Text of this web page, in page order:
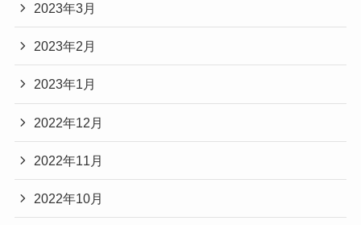
2023年3月
2023年2月
2023年1月
2022年12月
2022年11月
2022年10月